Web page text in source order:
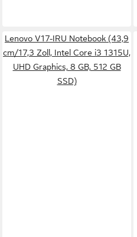
Lenovo V17-IRU Notebook (43,9
cm/17,3 Zoll, Intel Core i3 1315U,
UHD Graphics, 8 GB, 512 GB
SSD)